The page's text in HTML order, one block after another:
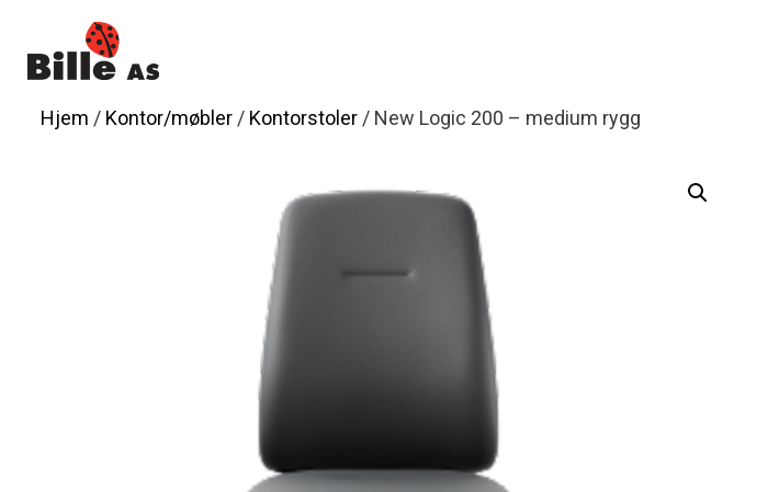
innhold
Hjem / Kontor/møbler/ Kontorstoler/ New Logic 200 – medium rygg